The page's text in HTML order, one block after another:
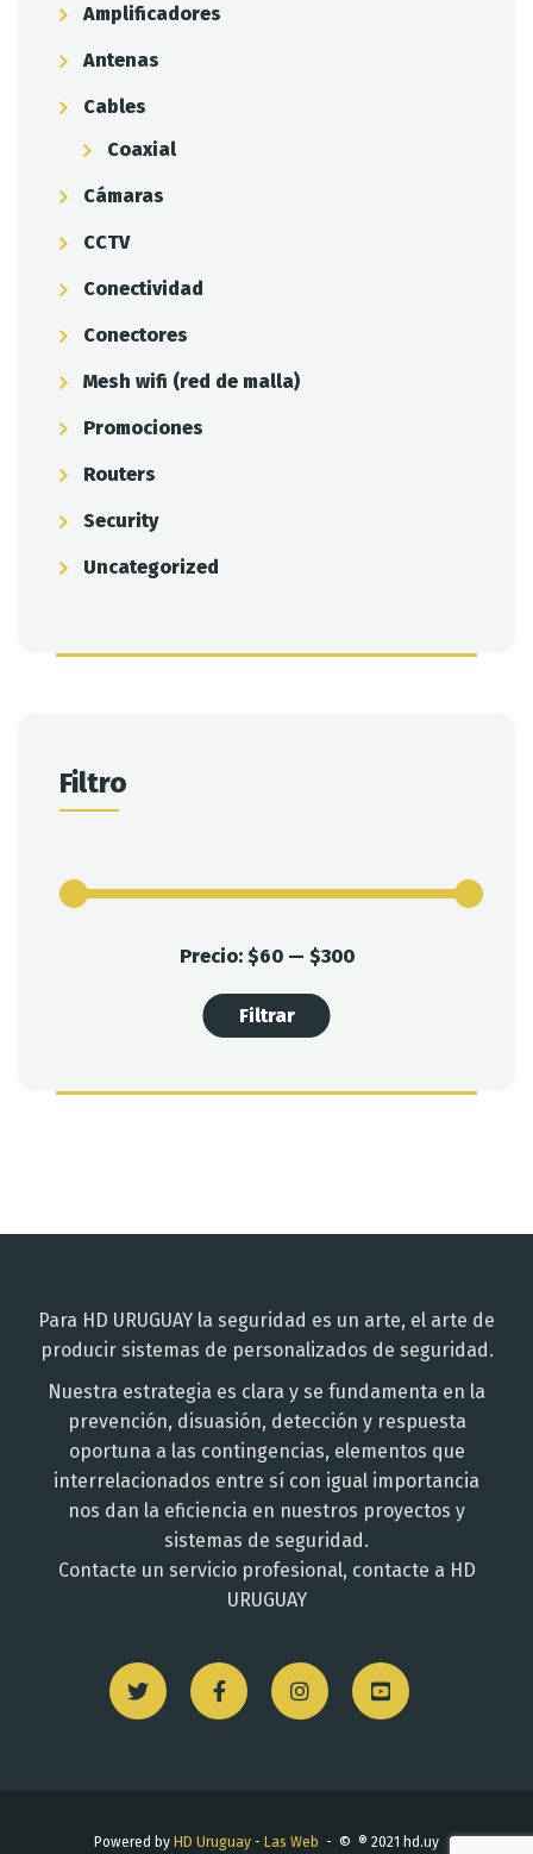
Amplificadores
Antenas
Cables
Coaxial
Cámaras
CCTV
Conectividad
Conectores
Mesh wifi (red de malla)
Promociones
Routers
Security
Uncategorized
Filtro
Filtrar
Precio: $60— $300
Para HD URUGUAY la seguridad es un arte, el arte de
producir sistemas de personalizados de seguridad.
Nuestra estrategia es clara y se fundamenta en la
prevención, disuasión, detección y respuesta
oportuna a las contingencias, elementos que
interrelacionados entre sí con igual importancia
nos dan la eficiencia en nuestros proyectos y
sistemas de seguridad.
Contacte un servicio profesional, contacte a HD
URUGUAY
Powered by HD Uruguay - Las Web - © ® 2021 hd.uy